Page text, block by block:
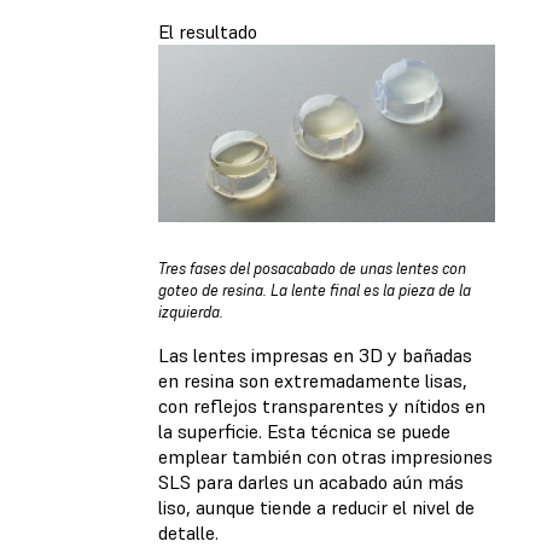
El resultado
Tres fases del posacabado de unas lentes con
goteo de resina. La lente final es la pieza de la
izquierda.
Las lentes impresas en 3D y bañadas
en resina son extremadamente lisas,
con reflejos transparentes y nítidos en
la superficie. Esta técnica se puede
emplear también con otras impresiones
SLS para darles un acabado aún más
liso, aunque tiende a reducir el nivel de
detalle.